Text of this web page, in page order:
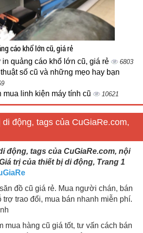
cáo khổ lớn cũ, giá rẻ
quảng cáo khổ lớn cũ, giá rẻ 6803
số cũ và những mẹo hay bạn
linh kiện máy tính cũ 10621
động, tags của CuGiaRe.com,
động, tags của CuGiaRe.com, nội
trị của thiết bị di động, Trang 1
đồ cũ giá rẻ. Mua người chán, bán
trao đổi, mua bán nhanh miễn phí.
mua hàng cũ giá tốt, tư vấn cách bán